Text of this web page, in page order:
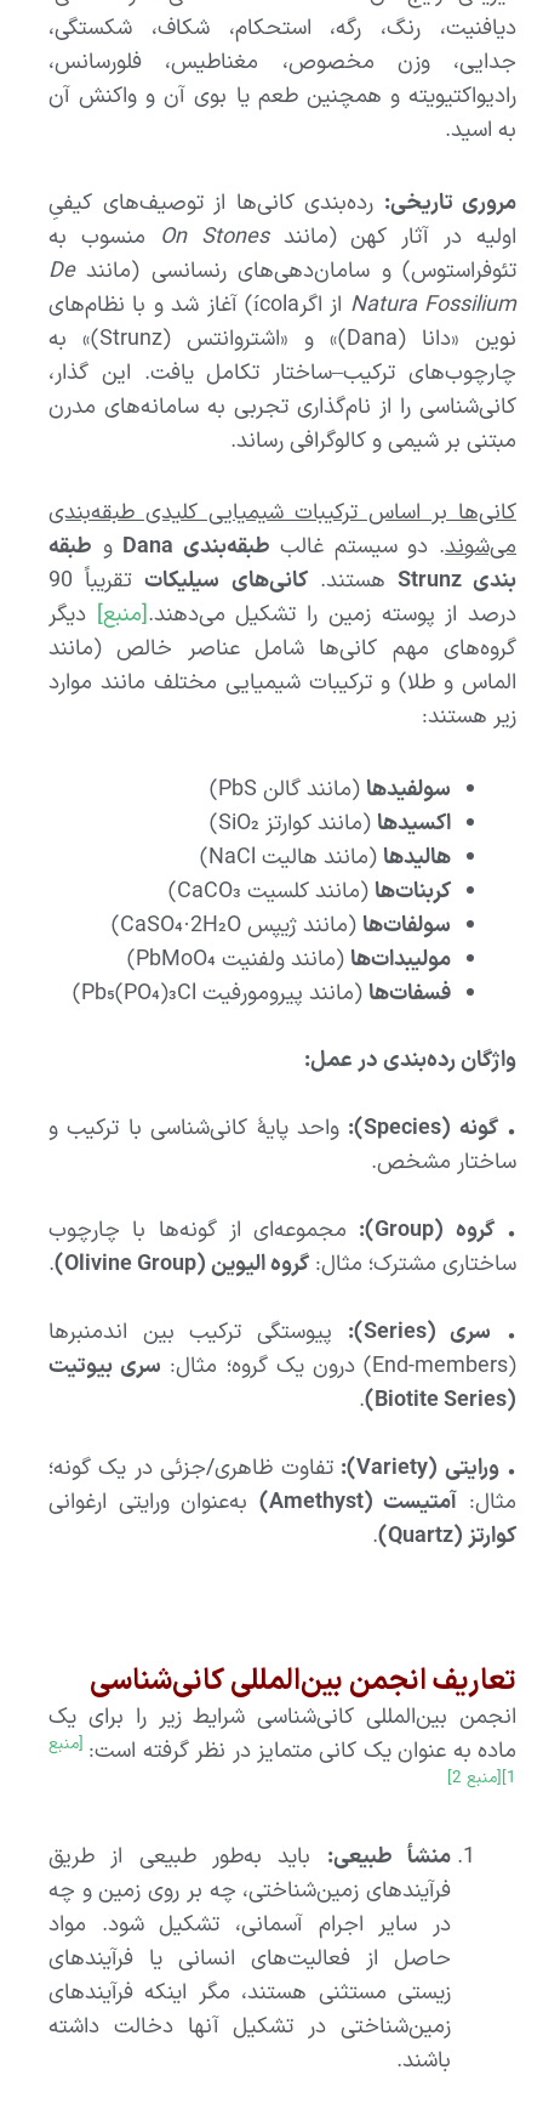
دیافنیت، رنگ، رگه، استحکام، شکاف، شکستگی،
جدایی، وزن مخصوص، مغناطیس، فلورسانس،
رادیواکتیویته و همچنین طعم یا بوی آن و واکنش آن
به اسید.
مروری تاریخی:رده‌بندی کانی‌ها از توصیف‌های کیفیِ
اولیه در آثار کهن (مانند On Stonesمنسوب به
تئوفراستوس) و سامان‌دهی‌های رنسانسی (مانند De
Natura Fossilium
از اگرícola) آغاز شد و با نظام‌های
نوین «دانا (Dana)» و «اشتروانتس (Strunz)» به
چارچوب‌های ترکیب–ساختار تکامل یافت. این گذار،
کانی‌شناسی را از نام‌گذاری تجربی به سامانه‌های مدرن
مبتنی بر شیمی و کالوگرافی رساند.
کانی‌ها بر اساس ترکیبات شیمیایی کلیدی طبقه‌بندی
می‌شوند. دو سیستم غالب طبقه‌بندی Danaو طبقه
بندی Strunzهستند. کانی‌های سیلیکات
تقریباً 90
درصد از پوسته زمین را تشکیل می‌دهند.[منبع]دیگر
گروه‌های مهم کانی‌ها شامل عناصر خالص (مانند
الماس و طلا) و ترکیبات شیمیایی مختلف مانند موارد
زیر هستند:
سولفیدها(مانند گالن PbS)
اکسیدها(مانند کوارتز SiO₂)
هالیدها(مانند هالیت NaCl)
کربنات‌ها(مانند کلسیت CaCO₃)
سولفات‌ها(مانند ژیپس CaSO₄·2H₂O)
مولیبدات‌ها(مانند ولفنیت PbMoO₄)
فسفات‌ها(مانند پیرو‌مورفیت Pb₅(PO₄)₃Cl)
واژگان رده‌بندی در عمل:
• گونه (Species):
واحد پایهٔ کانی‌شناسی با ترکیب و
ساختار مشخص.
• گروه (Group):
مجموعه‌ای از گونه‌ها با چارچوب
ساختاری مشترک؛ مثال: گروه الیوین (Olivine Group) .
• سری (Series):
پیوستگی ترکیب بین اندمنبرها
(End-members) درون یک گروه؛ مثال:
سری بیوتیت
(Biotite Series)
.
• ورایتی (Variety):
تفاوت ظاهری/جزئی در یک گونه؛
مثال: آمتیست (Amethyst)
به‌عنوان ورایتی ارغوانی
کوارتز (Quartz)
.
تعاریف انجمن بین‌المللی کانی‌شناسی
انجمن بین‌المللی کانی‌شناسی شرایط زیر را برای یک
ماده به عنوان یک کانی متمایز در نظر گرفته است: [منبع
1][منبع 2]
منشأ طبیعی:باید به‌طور طبیعی از طریق
فرآیندهای زمین‌شناختی، چه بر روی زمین و چه
در سایر اجرام آسمانی، تشکیل شود. مواد
حاصل از فعالیت‌های انسانی یا فرآیندهای
زیستی مستثنی هستند، مگر اینکه فرآیندهای
زمین‌شناختی در تشکیل آنها دخالت داشته
باشند.